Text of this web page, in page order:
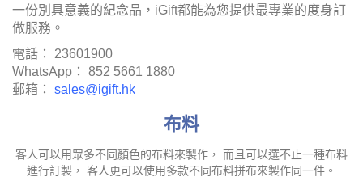
一份別具意義的紀念品，iGift都能為您提供最專業的度身訂
做服務。
電話： 23601900
WhatsApp： 852 5661 1880
郵箱： sales@igift.hk
布料
客人可以用眾多不同顏色的布料來製作， 而且可以選不止一種布料
進行訂製， 客人更可以使用多款不同布料拼布來製作同一件。